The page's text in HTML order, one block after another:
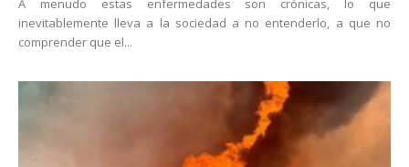
A menudo estas enfermedades son crónicas, lo que
inevitablemente lleva a la sociedad a no entenderlo, a que no
comprender que el...